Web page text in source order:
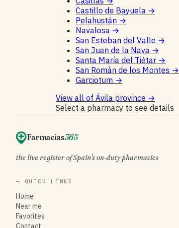
Castillo de Bayuela →
Pelahustán →
Navalosa →
San Esteban del Valle →
San Juan de la Nava →
Santa María del Tiétar →
San Román de los Montes →
Garciotum →
View all of Ávila province →
Select a pharmacy to see details
Farmacias365
the live register of Spain's on-duty pharmacies
— QUICK LINKS
Home
Near me
Favorites
Contact